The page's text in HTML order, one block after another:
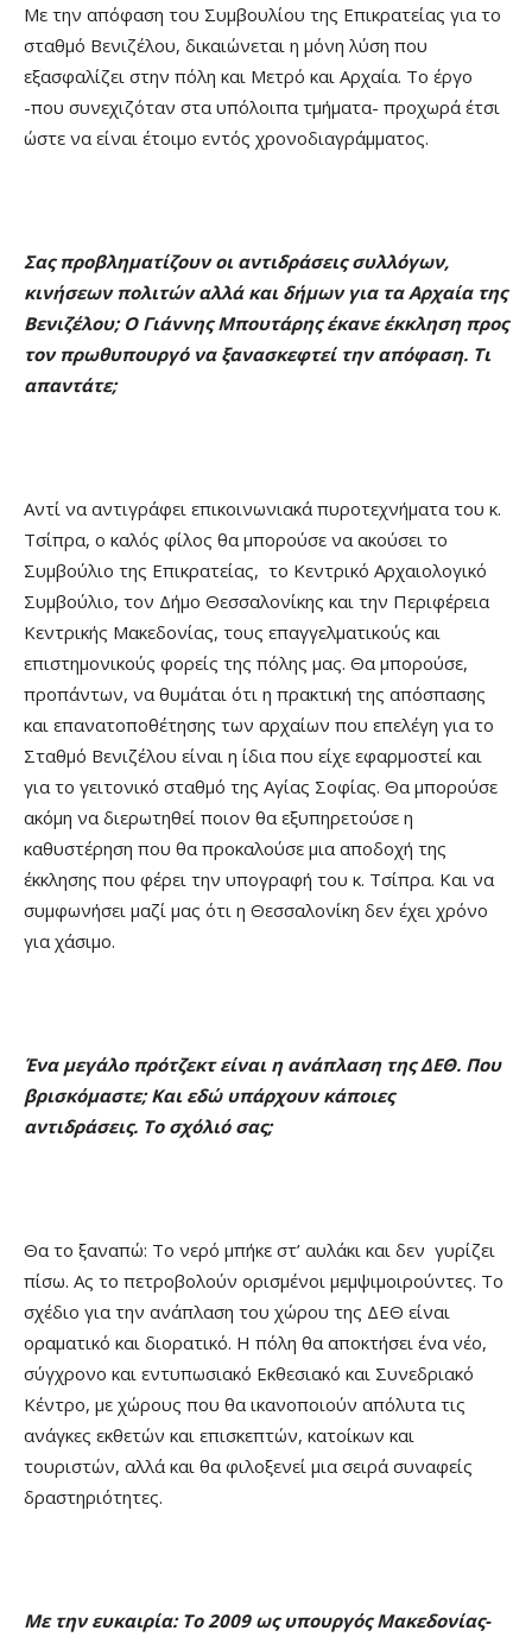
Με την απόφαση του Συμβουλίου της Επικρατείας για το
σταθμό Βενιζέλου, δικαιώνεται η μόνη λύση που
εξασφαλίζει στην πόλη και Μετρό και Αρχαία. Το έργο
-που συνεχιζόταν στα υπόλοιπα τμήματα- προχωρά έτσι
ώστε να είναι έτοιμο εντός χρονοδιαγράμματος.
Σας προβληματίζουν οι αντιδράσεις συλλόγων,
κινήσεων πολιτών αλλά και δήμων για τα Αρχαία της
Βενιζέλου; Ο Γιάννης Μπουτάρης έκανε έκκληση προς
τον πρωθυπουργό να ξανασκεφτεί την απόφαση. Τι
απαντάτε;
Αντί να αντιγράφει επικοινωνιακά πυροτεχνήματα του κ.
Τσίπρα, ο καλός φίλος θα μπορούσε να ακούσει το
Συμβούλιο της Επικρατείας, το Κεντρικό Αρχαιολογικό
Συμβούλιο, τον Δήμο Θεσσαλονίκης και την Περιφέρεια
Κεντρικής Μακεδονίας, τους επαγγελματικούς και
επιστημονικούς φορείς της πόλης μας. Θα μπορούσε,
προπάντων, να θυμάται ότι η πρακτική της απόσπασης
και επανατοποθέτησης των αρχαίων που επελέγη για το
Σταθμό Βενιζέλου είναι η ίδια που είχε εφαρμοστεί και
για το γειτονικό σταθμό της Αγίας Σοφίας. Θα μπορούσε
ακόμη να διερωτηθεί ποιον θα εξυπηρετούσε η
καθυστέρηση που θα προκαλούσε μια αποδοχή της
έκκλησης που φέρει την υπογραφή του κ. Τσίπρα. Και να
συμφωνήσει μαζί μας ότι η Θεσσαλονίκη δεν έχει χρόνο
για χάσιμο.
Ένα μεγάλο πρότζεκτ είναι η ανάπλαση της ΔΕΘ. Που
βρισκόμαστε; Και εδώ υπάρχουν κάποιες
αντιδράσεις. Το σχόλιό σας;
Θα το ξαναπώ: Το νερό μπήκε στ’ αυλάκι και δεν γυρίζει
πίσω. Ας το πετροβολούν ορισμένοι μεμψιμοιρούντες. Το
σχέδιο για την ανάπλαση του χώρου της ΔΕΘ είναι
οραματικό και διορατικό. Η πόλη θα αποκτήσει ένα νέο,
σύγχρονο και εντυπωσιακό Εκθεσιακό και Συνεδριακό
Κέντρο, με χώρους που θα ικανοποιούν απόλυτα τις
ανάγκες εκθετών και επισκεπτών, κατοίκων και
τουριστών, αλλά και θα φιλοξενεί μια σειρά συναφείς
δραστηριότητες.
Με την ευκαιρία: Το 2009 ως υπουργός Μακεδονίας-